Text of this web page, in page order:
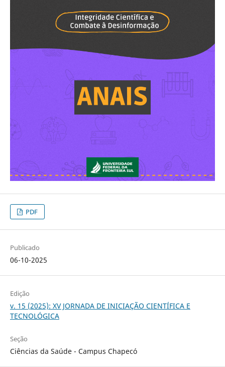
PDF
Publicado
06-10-2025
Edição
v. 15 (2025): XV JORNADA DE INICIAÇÃO CIENTÍFICA E
TECNOLÓGICA
Seção
Ciências da Saúde - Campus Chapecó